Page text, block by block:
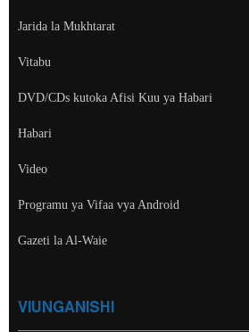
Jarida la Mukhtarat
Vitabu
DVD/CDs kutoka Afisi Kuu ya Habari
Habari
Video
Programu ya Vifaa vya Android
Gazeti la Al-Waie
VIUNGANISHI